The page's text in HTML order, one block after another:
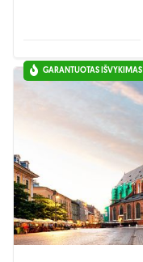
GARANTUOTAS IŠVYKIMAS